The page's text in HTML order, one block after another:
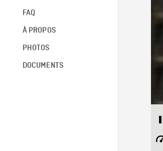
FAQ
À PROPOS
PHOTOS
DOCUMENTS